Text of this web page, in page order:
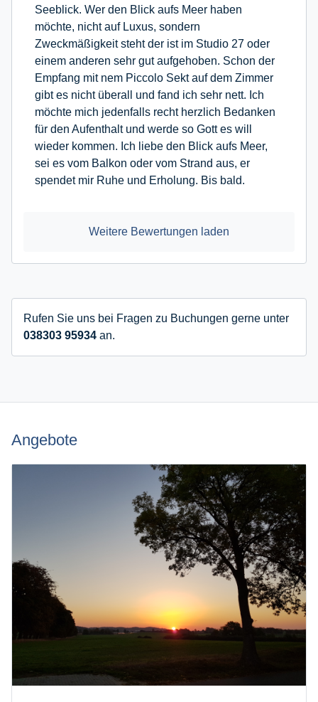
Seeblick. Wer den Blick aufs Meer haben
möchte, nicht auf Luxus, sondern
Zweckmäßigkeit steht der ist im Studio 27 oder
einem anderen sehr gut aufgehoben. Schon der
Empfang mit nem Piccolo Sekt auf dem Zimmer
gibt es nicht überall und fand ich sehr nett. Ich
möchte mich jedenfalls recht herzlich Bedanken
für den Aufenthalt und werde so Gott es will
wieder kommen. Ich liebe den Blick aufs Meer,
sei es vom Balkon oder vom Strand aus, er
spendet mir Ruhe und Erholung. Bis bald.
Weitere Bewertungen laden
Rufen Sie uns bei Fragen zu Buchungen gerne unter
038303 95934 an.
Angebote